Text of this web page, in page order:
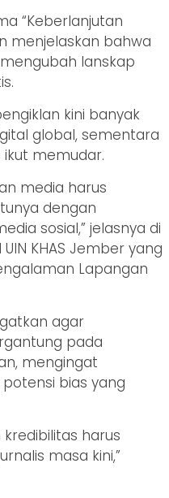
“Keberlanjutan
menjelaskan bahwa
lanskap
kini banyak
global, sementara
memudar.
media harus
dengan
sosial,” jelasnya di
KHAS Jember yang
Lapangan
agar
pada
mengingat
bias yang
harus
masa kini,”